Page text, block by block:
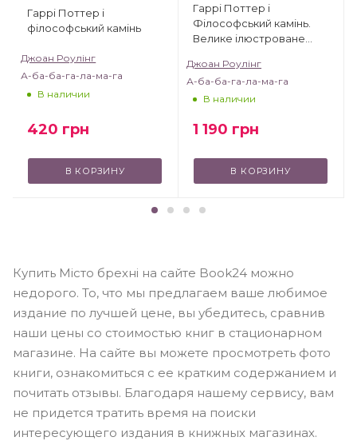
Гаррі Поттер і
філософський камінь
Джоан Роулінг
А-ба-ба-га-ла-ма-га
В наличии
420 грн
В КОРЗИНУ
Гаррі Поттер і
Філософський камінь.
Велике ілюстроване
Джоан Роулінг
А-ба-ба-га-ла-ма-га
В наличии
1 190 грн
В КОРЗИНУ
Купить Місто брехні на сайте Book24 можно
недорого. То, что мы предлагаем ваше любимое
издание по лучшей цене, вы убедитесь, сравнив
наши цены со стоимостью книг в стационарном
магазине. На сайте вы можете просмотреть фото
книги, ознакомиться с ее кратким содержанием и
почитать отзывы. Благодаря нашему сервису, вам
не придется тратить время на поиски
интересующего издания в книжных магазинах.